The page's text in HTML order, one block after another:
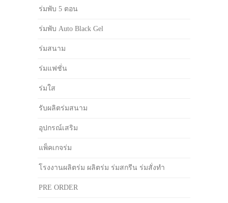
ร่มพับ 5 ตอน
ร่มพับ Auto Black Gel
ร่มสนาม
ร่มแฟชั่น
ร่มใส
รับผลิตร่มสนาม
อุปกรณ์เสริม
แพ็คเกจร่ม
โรงงานผลิตร่ม ผลิตร่ม ร่มสกรีน ร่มสั่งทำ
PRE ORDER